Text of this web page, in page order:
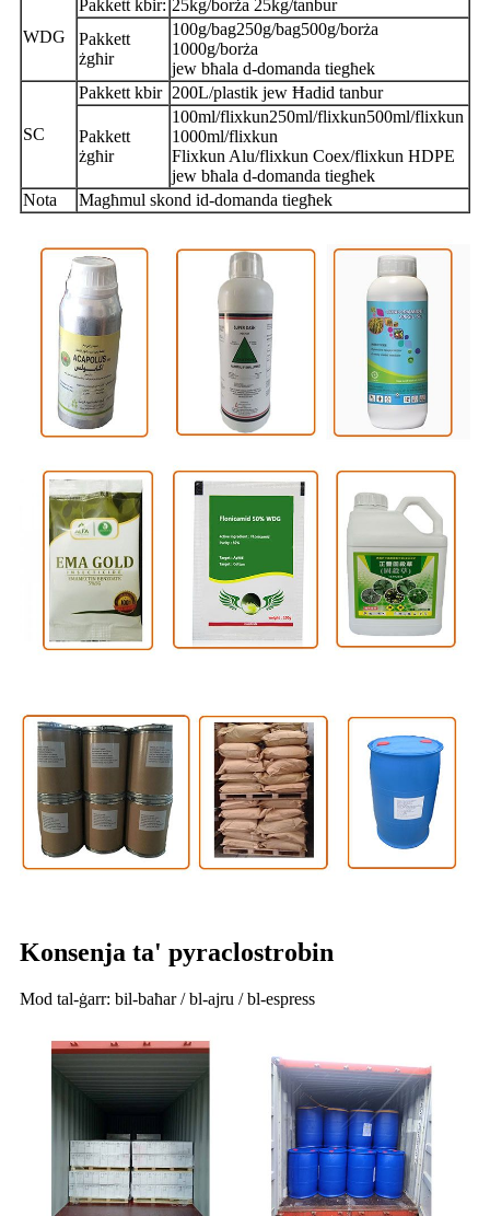
WDG
Pakkett kbir: 25kg/borża 25kg/tanbur
Pakkett
żgħir
100g/bag250g/bag500g/borża
1000g/borża
jew bħala d-domanda tiegħek
SC
Pakkett kbir 200L/plastik jew Ħadid tanbur
Pakkett
żgħir
100ml/flixkun250ml/flixkun500ml/flixkun
1000ml/flixkun
Flixkun Alu/flixkun Coex/flixkun HDPE
jew bħala d-domanda tiegħek
Nota
Magħmul skond id-domanda tiegħek
Konsenja ta' pyraclostrobin
Mod tal-ġarr: bil-baħar / bl-ajru / bl-espress